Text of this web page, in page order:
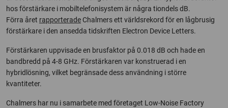
hos förstärkare i mobiltelefonisystem är några tiondels dB.
Förra året rapporterade Chalmers ett världsrekord för en lågbrusig
förstärkare i den ansedda tidskriften Electron Device Letters.
Förstärkaren uppvisade en brusfaktor på 0.018 dB och hade en
bandbredd på 4-8 GHz. Förstärkaren var konstruerad i en
hybridlösning, vilket begränsade dess användning i större
kvantiteter.
Chalmers har nu i samarbete med företaget Low-Noise Factory